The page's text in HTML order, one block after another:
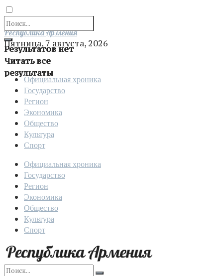
Результатов нет
Читать все
результаты
Отправить
Республика Армения
Пятница, 7 августа, 2026
Официальная хроника
Государство
Регион
Экономика
Общество
Культура
Спорт
Официальная хроника
Государство
Регион
Экономика
Общество
Культура
Спорт